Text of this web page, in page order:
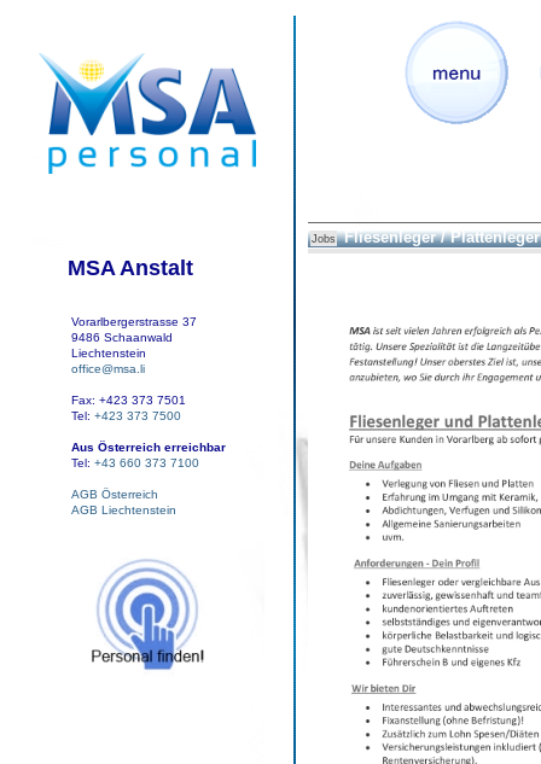
MSA Anstalt
Vorarlbergerstrasse 37
9486 Schaanwald
Liechtenstein
office@msa.li
Fax: +423 373 7501
Tel: +423 373 7500
Aus Österreich erreichbar
Tel: +43 660 373 7100
AGB Österreich
AGB Liechtenstein
Jobs Fliesenleger / Plattenleger